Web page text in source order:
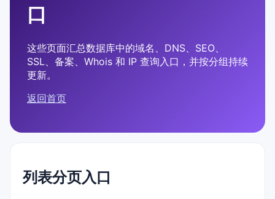
口
这些页面汇总数据库中的域名、DNS、SEO、
SSL、备案、Whois 和 IP 查询入口，并按分组持续
更新。
返回首页
列表分页入口